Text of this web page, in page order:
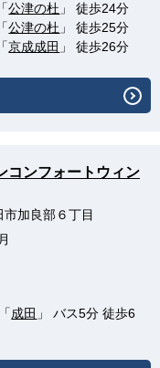
「公津の杜 」 徒歩24分
「公津の杜 」 徒歩25分
「京成成田 」 徒歩26分
コンフォートウィン
市加良部６丁目
「成田 」 バス5分 徒歩6